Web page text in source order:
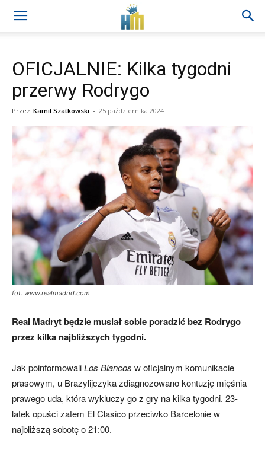
OFICJALNIE: Kilka tygodni
przerwy Rodrygo
Przez Kamil Szatkowski - 25 października 2024
fot. www.realmadrid.com
Real Madryt będzie musiał sobie poradzić bez Rodrygo
przez kilka najbliższych tygodni.
Jak poinformowaliLos Blancos w oficjalnym komunikacie
prasowym, u Brazylijczyka zdiagnozowano kontuzję mięśnia
prawego uda, która wykluczy go z gry na kilka tygodni. 23-
latek opuści zatem El Clasico przeciwko Barcelonie w
najbliższą sobotę o 21:00.